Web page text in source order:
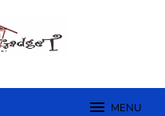
MENU